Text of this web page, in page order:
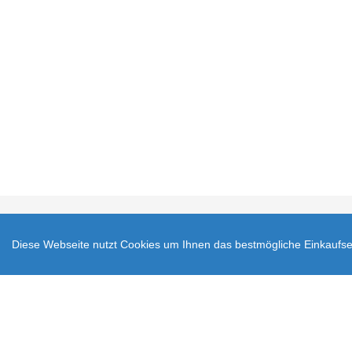
Diese Webseite nutzt Cookies um Ihnen das bestmögliche